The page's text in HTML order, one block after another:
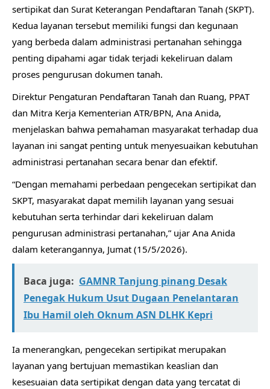
sertipikat dan Surat Keterangan Pendaftaran Tanah (SKPT).
Kedua layanan tersebut memiliki fungsi dan kegunaan
yang berbeda dalam administrasi pertanahan sehingga
penting dipahami agar tidak terjadi kekeliruan dalam
proses pengurusan dokumen tanah.
Direktur Pengaturan Pendaftaran Tanah dan Ruang, PPAT
dan Mitra Kerja Kementerian ATR/BPN, Ana Anida,
menjelaskan bahwa pemahaman masyarakat terhadap dua
layanan ini sangat penting untuk menyesuaikan kebutuhan
administrasi pertanahan secara benar dan efektif.
“Dengan memahami perbedaan pengecekan sertipikat dan
SKPT, masyarakat dapat memilih layanan yang sesuai
kebutuhan serta terhindar dari kekeliruan dalam
pengurusan administrasi pertanahan,” ujar Ana Anida
dalam keterangannya, Jumat (15/5/2026).
Baca juga: GAMNR Tanjung pinang Desak
Penegak Hukum Usut Dugaan Penelantaran
Ibu Hamil oleh Oknum ASN DLHK Kepri
Ia menerangkan, pengecekan sertipikat merupakan
layanan yang bertujuan memastikan keaslian dan
kesesuaian data sertipikat dengan data yang tercatat di